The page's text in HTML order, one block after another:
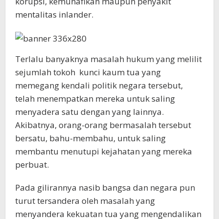
mentalitas inlander.
Terlalu banyaknya masalah hukum yang melilit
sejumlah tokoh kunci kaum tua yang
memegang kendali politik negara tersebut,
telah menempatkan mereka untuk saling
menyadera satu dengan yang lainnya.
Akibatnya, orang-orang bermasalah tersebut
bersatu, bahu-membahu, untuk saling
membantu menutupi kejahatan yang mereka
perbuat.
Pada gilirannya nasib bangsa dan negara pun
turut tersandera oleh masalah yang
menyandera kekuatan tua yang mengendalikan